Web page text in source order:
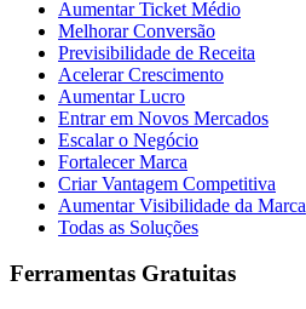
Aumentar Ticket Médio
Melhorar Conversão
Previsibilidade de Receita
Acelerar Crescimento
Aumentar Lucro
Entrar em Novos Mercados
Escalar o Negócio
Fortalecer Marca
Criar Vantagem Competitiva
Aumentar Visibilidade da Marca
Todas as Soluções
Ferramentas Gratuitas